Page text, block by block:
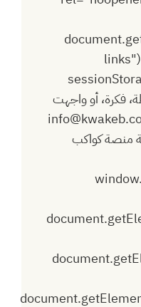
فكرة، أو واجهت
منصة كواكب